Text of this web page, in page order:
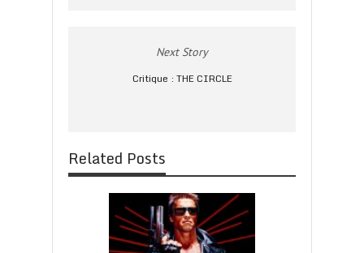
Next Story
Critique : THE CIRCLE
Related Posts